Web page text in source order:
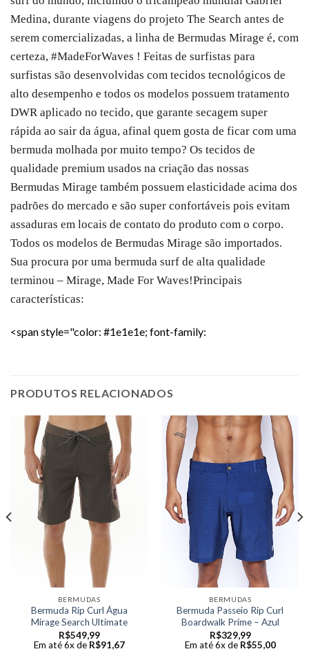
Medina, durante viagens do projeto The Search antes de
serem comercializadas, a linha de Bermudas Mirage é, com
certeza, #MadeForWaves ! Feitas de surfistas para
surfistas são desenvolvidas com tecidos tecnológicos de
alto desempenho e todos os modelos possuem tratamento
DWR aplicado no tecido, que garante secagem super
rápida ao sair da água, afinal quem gosta de ficar com uma
bermuda molhada por muito tempo? Os tecidos de
qualidade premium usados na criação das nossas
Bermudas Mirage também possuem elasticidade acima dos
padrões do mercado e são super confortáveis pois evitam
assaduras em locais de contato do produto com o corpo.
Todos os modelos de Bermudas Mirage são importados.
Sua procura por uma bermuda surf de alta qualidade
terminou – Mirage, Made For Waves!Principais
características:
<span style="color: #1e1e1e; font-family:
PRODUTOS RELACIONADOS
BERMUDAS
Bermuda Rip Curl Água
Mirage Search Ultimate
R$549,99
Em até 6x de R$91,67
BERMUDAS
Bermuda Passeio Rip Curl
Boardwalk Prime – Azul
R$329,99
Em até 6x de R$55,00